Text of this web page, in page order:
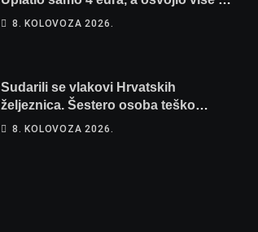
80 tisuća eura
8. KOLOVOZA 2026.
Sudarili se vlakovi Hrvatskih
željeznica. Šestero osoba teško
ozlijeđeno, mlađa žena na intenzivnoj
8. KOLOVOZA 2026.